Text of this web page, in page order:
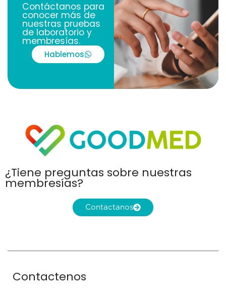
Contáctanos para
conocer más de
nuestras pruebas
de laboratorio y
membresías.
Hablemos
¿Tiene preguntas sobre nuestras
membresías?
Contactanos
Contactenos